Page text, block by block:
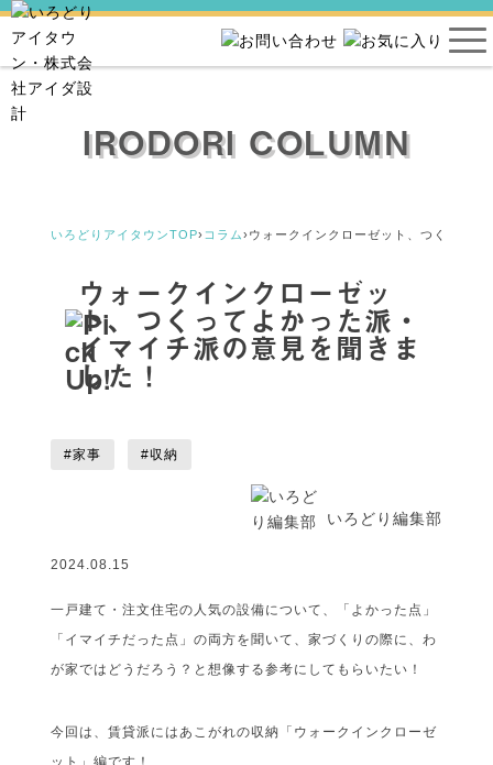
IRODORI COLUMN
いろどりアイタウンTOP› コラム› ウォークインクローゼット、つくって
ウォークインクローゼッ
ト、つくってよかった派・
イマイチ派の意見を聞きま
した！
#家事 #収納
いろどり編集部
2024.08.15
一戸建て・注文住宅の人気の設備について、「よかった点」
「イマイチだった点」の両方を聞いて、家づくりの際に、わ
が家ではどうだろう？と想像する参考にしてもらいたい！
今回は、賃貸派にはあこがれの収納「ウォークインクローゼ
ット」編です！